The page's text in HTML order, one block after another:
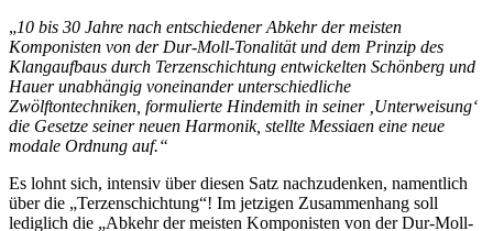
„10 bis 30 Jahre nach entschiedener Abkehr der meisten
Komponisten von der Dur-Moll-Tonalität und dem Prinzip des
Klangaufbaus durch Terzenschichtung entwickelten Schönberg und
Hauer unabhängig voneinander unterschiedliche
Zwölftontechniken, formulierte Hindemith in seiner ‚Unterweisung‘
die Gesetze seiner neuen Harmonik, stellte Messiaen eine neue
modale Ordnung auf.“
Es lohnt sich, intensiv über diesen Satz nachzudenken, namentlich
über die „Terzenschichtung“! Im jetzigen Zusammenhang soll
lediglich die „Abkehr der meisten Komponisten von der Dur-Moll-